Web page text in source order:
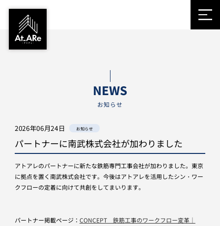
NEWS
お知らせ
2026年06月24日 お知らせ
パートナーに南武株式会社が加わりました
アトアレのパートナーに新たな鉄筋専門工事会社が加わりました。東京
に拠点を置く南武株式会社です。今後はアトアレを活用したシン・ワー
クフローの定着に向けて共創をしてまいります。
パートナー掲載ページ： CONCEPT 鉄筋工事のワークフロー変革｜